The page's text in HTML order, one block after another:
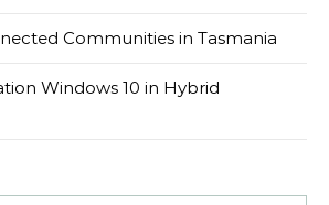
Communities in Tasmania
Windows 10 in Hybrid